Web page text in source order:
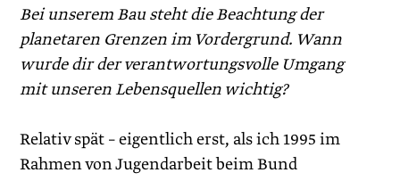
Bei unserem Bau steht die Beachtung der
planetaren Grenzen im Vordergrund. Wann
wurde dir der verantwortungsvolle Umgang
mit unseren Lebensquellen wichtig?
Relativ spät – eigentlich erst, als ich 1995 im
Rahmen von Jugendarbeit beim Bund